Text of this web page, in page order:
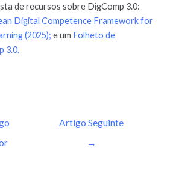
de recursos sobre DigComp 3.0:
Digital Competence Framework for
(2025); e um Folheto de
3.0.
Artigo Seguinte
→